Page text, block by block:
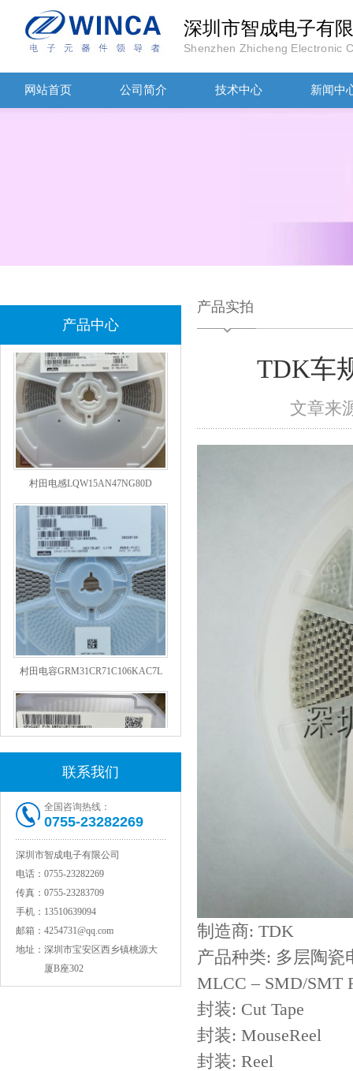
深圳市智成电子有
Shenzhen Zhicheng Electronic
网站首页 公司简介 技术中心 新闻中
产品中心
村田电感LQW18AN15NG00D
村田电感LQW15AN47NG80D
村田电容GRM31CR71C106KAC7L
村田电容GRM31CR61E335KA88L
联系我们
全国咨询热线：
0755-23282269
深圳市智成电子有限公司
电话： 0755-23282269
传真： 0755-23283709
手机： 13510639094
邮箱： 4254731@qq.com
地址： 深圳市宝安区西乡镇桃源大
厦B座302
产品实拍
TDK车
文章来
制造商: TDK
产品种类: 多层陶瓷
MLCC – SMD/SMT
封装: Cut Tape
封装: MouseReel
封装: Reel